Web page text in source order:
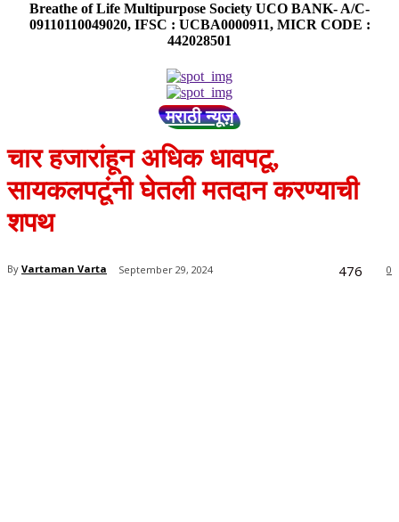
Breathe of Life Multipurpose Society UCO BANK- A/C-
09110110049020, IFSC : UCBA0000911, MICR CODE :
442028501
मराठी न्यूज़
चार हजारांहून अधिक धावपटू,
सायकलपटूंनी घेतली मतदान करण्याची
शपथ
By Vartaman Varta September 29, 2024 0
476